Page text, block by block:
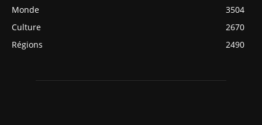
Monde
3504
Culture
2670
Régions
2490